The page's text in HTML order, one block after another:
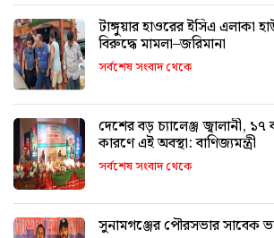
টাঙ্গুয়ার হাওরের ইসিএ এলাকা
বিরুদ্ধে মামলা–জরিমানা
সর্বশেষ সংবাদ থেকে
দেশের বড় চ্যালেঞ্জ জ্বালানী, ১৭
কারণে এই অবস্থা: বাণিজ্যমন্ত্রী
সর্বশেষ সংবাদ থেকে
সুনামগঞ্জের পৌরসভার সাবেক